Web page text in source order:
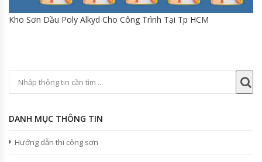
Kho Sơn Dầu Poly Alkyd Cho Công Trình Tại Tp HCM
DANH MỤC THÔNG TIN
Hướng dẫn thi công sơn